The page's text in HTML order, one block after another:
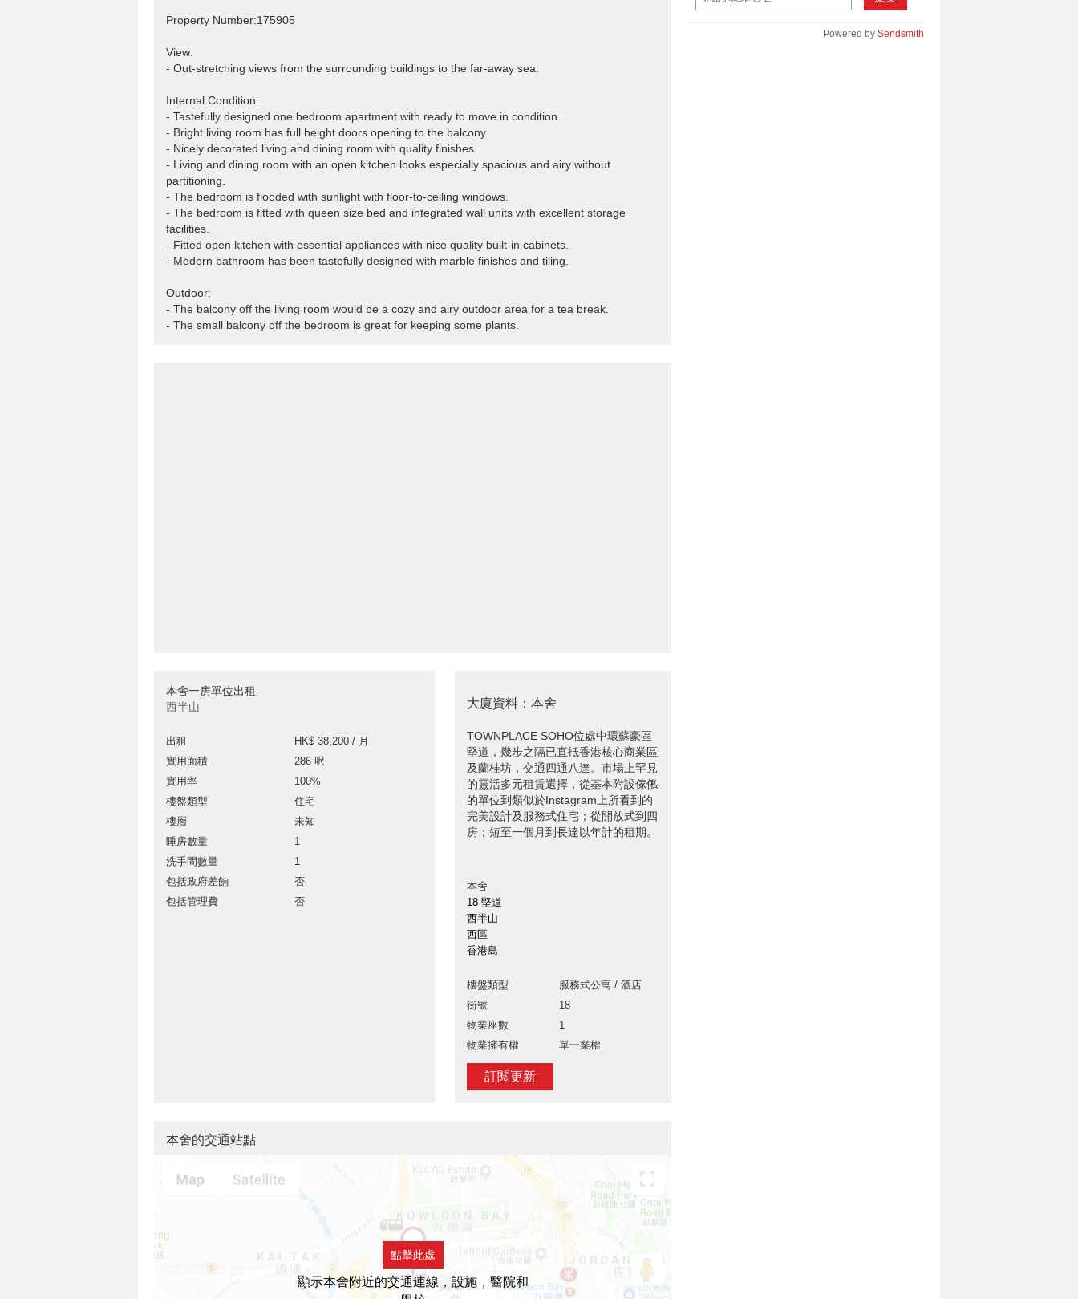
Property Number:175905
View:
- Out-stretching views from the surrounding buildings to the far-away sea.
Internal Condition:
- Tastefully designed one bedroom apartment with ready to move in condition.
- Bright living room has full height doors opening to the balcony.
- Nicely decorated living and dining room with quality finishes.
- Living and dining room with an open kitchen looks especially spacious and airy without
partitioning.
- The bedroom is flooded with sunlight with floor-to-ceiling windows.
- The bedroom is fitted with queen size bed and integrated wall units with excellent storage
facilities.
- Fitted open kitchen with essential appliances with nice quality built-in cabinets.
- Modern bathroom has been tastefully designed with marble finishes and tiling.
Outdoor:
- The balcony off the living room would be a cozy and airy outdoor area for a tea break.
- The small balcony off the bedroom is great for keeping some plants.
本舍一房單位出租
西半山
出租
HK$ 38,200 / 月
實用面積
286 呎
實用率
100%
樓盤類型
住宅
樓層
未知
睡房數量
1
洗手間數量
1
包括政府差餉
否
包括管理費
否
大廈資料：本舍
TOWNPLACE SOHO位處中環蘇豪區
堅道，幾步之隔已直抵香港核心商業區
及蘭桂坊，交通四通八達。市場上罕見
的靈活多元租賃選擇，從基本附設傢俬
的單位到類似於Instagram上所看到的
完美設計及服務式住宅；從開放式到四
房；短至一個月到長達以年計的租期。
本舍
18 堅道
西半山
西區
香港島
樓盤類型
服務式公寓 / 酒店
街號
18
物業座數
1
物業擁有權
單一業權
訂閱更新
Powered by Sendsmith
本舍的交通站點
點擊此處
顯示本舍附近的交通連線，設施，醫院和